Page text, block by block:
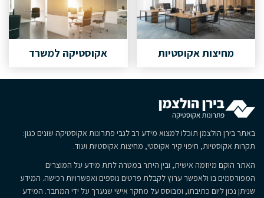
מחיצות אקוסטיות אקוסטיקה למשרד
באתר בירן הולצמן תוכלו למצוא מידע רב לגבי פתרונות אקוסטיקה שונים כגון:
תקרות אקוסטיות, חיפוי קיר אקוסטי, מחיצות אקוסטיות ועוד.
האתר הוקם מיוזמה אישית, ובין היתר במטרה לתת מידע על המוצרים
המפורסמים בו ולאפשר ערוץ לקבלת פרטים נוספים ואפשרויות רכישה. המידע
שניתן נכון ליום כתיבתו, ומבוסס על מחקר אישי שנערך על ידי המחבר. המידע